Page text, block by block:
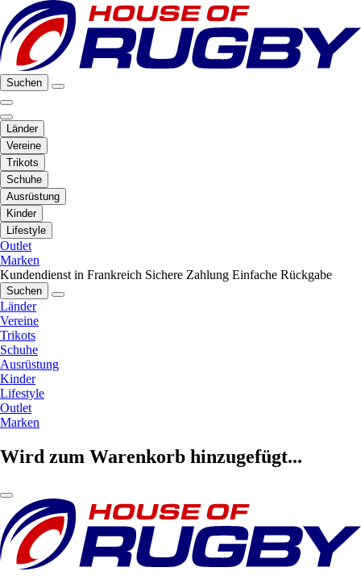
Suchen
Länder
Vereine
Trikots
Schuhe
Ausrüstung
Kinder
Lifestyle
Outlet
Marken
Kundendienst in Frankreich Sichere Zahlung Einfache Rückgabe
Suchen
Länder
Vereine
Trikots
Schuhe
Ausrüstung
Kinder
Lifestyle
Outlet
Marken
Wird zum Warenkorb hinzugefügt...